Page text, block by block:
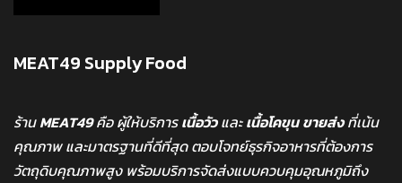
MEAT49 Supply Food
ร้านMEAT49คือ ผู้ให้บริการเนื้อวัวและเนื้อโคขุน ขายส่งที่เน้น
คุณภาพ และมาตรฐานที่ดีที่สุด ตอบโจทย์ธุรกิจอาหารที่ต้องการ
วัตถุดิบคุณภาพสูง พร้อมบริการจัดส่งแบบควบคุมอุณหภูมิถึง